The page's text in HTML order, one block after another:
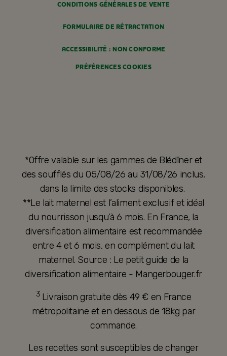
CONDITIONS GÉNÉRALES DE VENTE
FORMULAIRE DE RÉTRACTATION
ACCESSIBILITÉ : NON CONFORME
PRÉFÉRENCES COOKIES
*Offre valable sur les gammes de Blédîner et
des soufflés du 05/08/26 au 31/08/26 inclus,
dans la limite des stocks disponibles.
**Le lait maternel est l’aliment exclusif et idéal
du nourrisson jusqu’à 6 mois. En France, la
diversification alimentaire est recommandée
entre 4 et 6 mois, en complément du lait
maternel. Source : Le petit guide de la
diversification alimentaire - Mangerbouger.fr
3 Livraison gratuite dès 49 € en France
métropolitaine et en dessous de 18kg par
commande.
Les recettes sont susceptibles de changer